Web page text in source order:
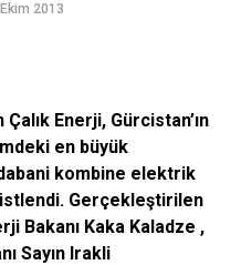
2013
Enerji, Gürcistan’ın
en büyük
kombine elektrik
Gerçekleştirilen
Bakanı Kaka Kaladze ,
Sayın Irakli